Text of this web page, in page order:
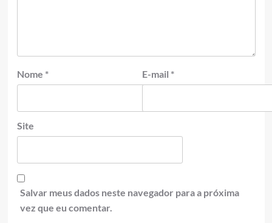
Nome * E-mail *
Site
Salvar meus dados neste navegador para a próxima
vez que eu comentar.